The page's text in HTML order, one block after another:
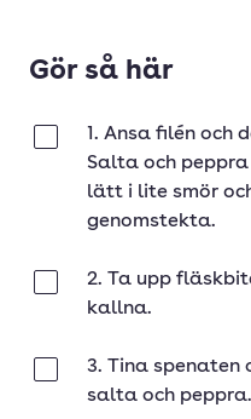
Gör så här
1. Ansa filén och
Salta och peppra
lätt i lite smör
genomstekta.
2. Ta upp
kallna.
3. Tina spenaten
salta och peppra.